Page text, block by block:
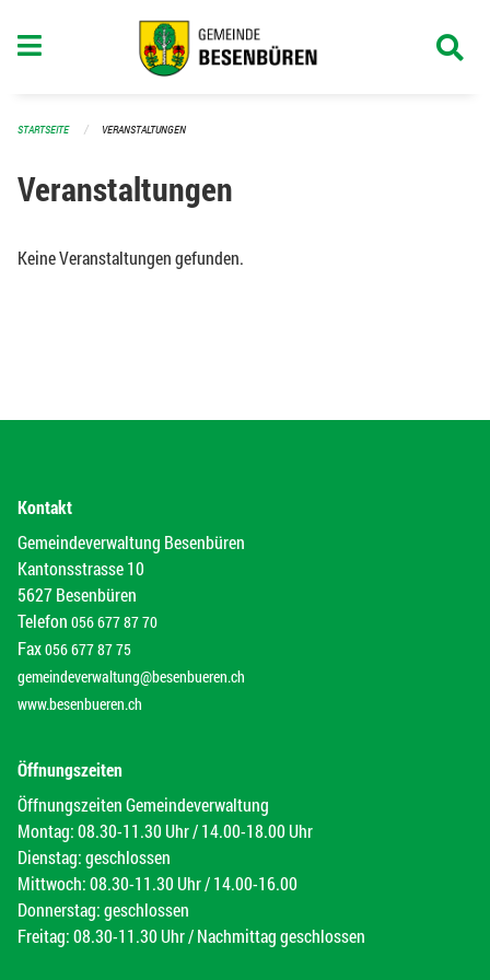
STARTSEITE VERANSTALTUNGEN
Veranstaltungen
Keine Veranstaltungen gefunden.
Kontakt
Gemeindeverwaltung Besenbüren
Kantonsstrasse 10
5627 Besenbüren
Telefon 056 677 87 70
Fax056 677 87 75
gemeindeverwaltung@besenbueren.ch
www.besenbueren.ch
Öffnungszeiten
Öffnungszeiten Gemeindeverwaltung
Montag: 08.30-11.30 Uhr / 14.00-18.00 Uhr
Dienstag: geschlossen
Mittwoch: 08.30-11.30 Uhr / 14.00-16.00
Donnerstag: geschlossen
Freitag: 08.30-11.30 Uhr / Nachmittag geschlossen